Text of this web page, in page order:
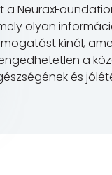
a
olyan
kínál,
a
és